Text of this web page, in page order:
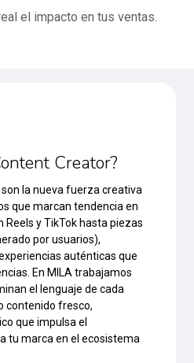
el impacto en tus ventas.
Creator?
son la nueva fuerza creativa
que marcan tendencia en
Reels y TikTok hasta piezas
por usuarios),
auténticas que
En MILA trabajamos
el lenguaje de cada
contenido fresco,
que impulsa el
tu marca en el ecosistema